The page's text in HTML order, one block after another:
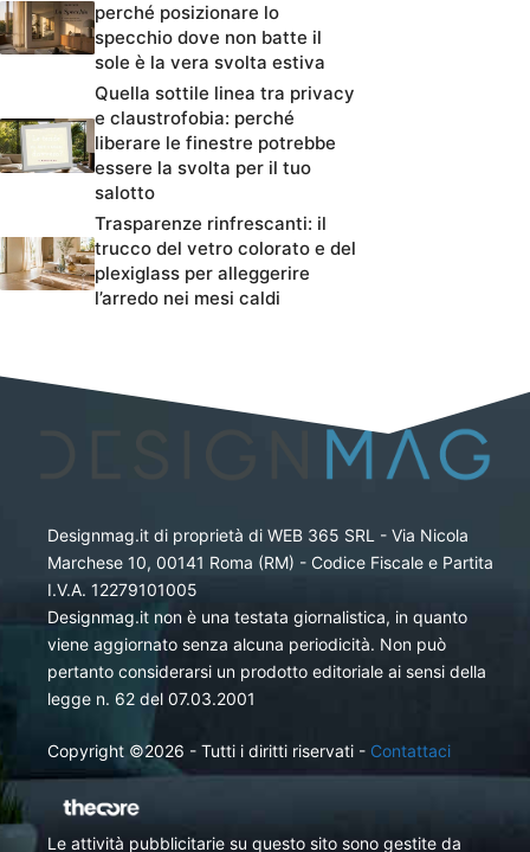
perché posizionare lo
specchio dove non batte il
sole è la vera svolta estiva
Quella sottile linea tra privacy
e claustrofobia: perché
liberare le finestre potrebbe
essere la svolta per il tuo
salotto
Trasparenze rinfrescanti: il
trucco del vetro colorato e del
plexiglass per alleggerire
l’arredo nei mesi caldi
Designmag.it di proprietà di WEB 365 SRL - Via Nicola
Marchese 10, 00141 Roma (RM) - Codice Fiscale e Partita
I.V.A. 12279101005
Designmag.it non è una testata giornalistica, in quanto
viene aggiornato senza alcuna periodicità. Non può
pertanto considerarsi un prodotto editoriale ai sensi della
legge n. 62 del 07.03.2001
Copyright ©2026 - Tutti i diritti riservati - Contattaci
Le attività pubblicitarie su questo sito sono gestite da